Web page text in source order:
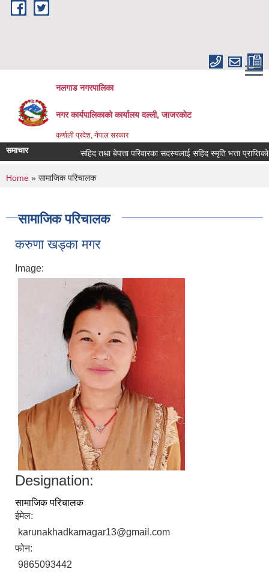
Skip to main content
नलगाड नगरपालिका
नगर कार्यपालिकाको कार्यालय दल्ली, जाजरकाेट
कर्णाली प्रदेश, नेपाल सरकार
समाचार सहिद तथा बेपत्ता परिवारका सदस्यलाई सहिद स्मृति भत्ता प्राप्तिको
You are here
Home » सामाजिक परिचालक
सामाजिक परिचालक
करुणा खड्का मगर
Image:
Designation:
सामाजिक परिचालक
ईमेल:
karunakhadkamagar13@gmail.com
फोन:
9865093442